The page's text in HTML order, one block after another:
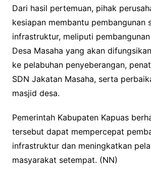
Dari hasil pertemuan, pihak
kesiapan membantu pembangunan
infrastruktur, meliputi
Desa Masaha yang akan
ke pelabuhan penyeberangan,
SDN Jakatan Masaha, serta
masjid desa.
Pemerintah Kabupaten Kapuas
tersebut dapat mempercepat
infrastruktur dan meningkatkan
masyarakat setempat. (NN)